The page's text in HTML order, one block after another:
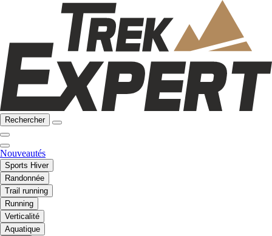
Rechercher
Nouveautés
Sports Hiver
Randonnée
Trail running
Running
Verticalité
Aquatique